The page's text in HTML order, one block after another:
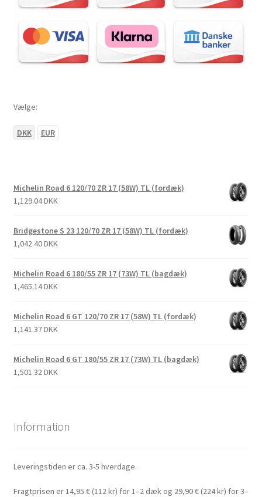
Vælge:
DKK EUR
Michelin Road 6 120/70 ZR 17 (58W) TL (fordæk)
1,129.04 DKK
Bridgestone S 23 120/70 ZR 17 (58W) TL (fordæk)
1,042.40 DKK
Michelin Road 6 180/55 ZR 17 (73W) TL (bagdæk)
1,465.14 DKK
Michelin Road 6 GT 120/70 ZR 17 (58W) TL (fordæk)
1,141.37 DKK
Michelin Road 6 GT 180/55 ZR 17 (73W) TL (bagdæk)
1,501.32 DKK
Information
Leveringstiden er ca. 3-5 hverdage.
Fragtprisen er 14,95 € (112 kr) for 1–2 dæk og 29,90 € (224 kr) for 3–